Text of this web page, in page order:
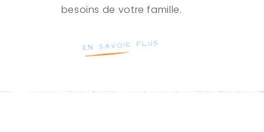
besoins de votre famille.
EN SAVOIR PLUS